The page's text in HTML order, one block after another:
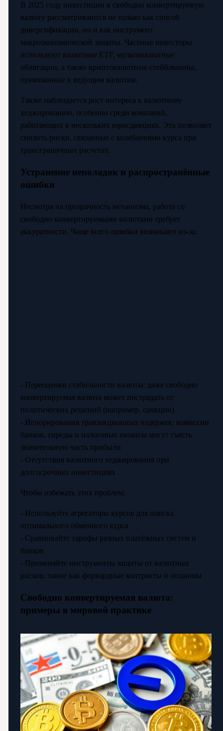
В 2025 году инвестиции в свободно конвертируемую
валюту рассматриваются не только как способ
диверсификации, но и как инструмент
макроэкономической защиты. Частные инвесторы
используют валютные ETF, мультивалютные
облигации, а также криптовалютные стейблкоины,
привязанные к ведущим валютам.
Также наблюдается рост интереса к валютному
хеджированию, особенно среди компаний,
работающих в нескольких юрисдикциях. Это позволяет
снизить риски, связанные с колебаниями курса при
трансграничных расчетах.
Устранение неполадок и распространённые
ошибки
Несмотря на прозрачность механизма, работа со
свободно конвертируемыми валютами требует
аккуратности. Чаще всего ошибки возникают из-за:
- Переоценки стабильности валюты: даже свободно
конвертируемая валюта может пострадать от
политических решений (например, санкции)
- Игнорирования транзакционных издержек: комиссии
банков, спреды и налоговые нюансы могут съесть
значительную часть прибыли
- Отсутствия валютного хеджирования при
долгосрочных инвестициях
Чтобы избежать этих проблем:
- Используйте агрегаторы курсов для поиска
оптимального обменного курса
- Сравнивайте тарифы разных платёжных систем и
банков
- Применяйте инструменты защиты от валютных
рисков, такие как форвардные контракты и опционы
Свободно конвертируемая валюта:
примеры в мировой практике